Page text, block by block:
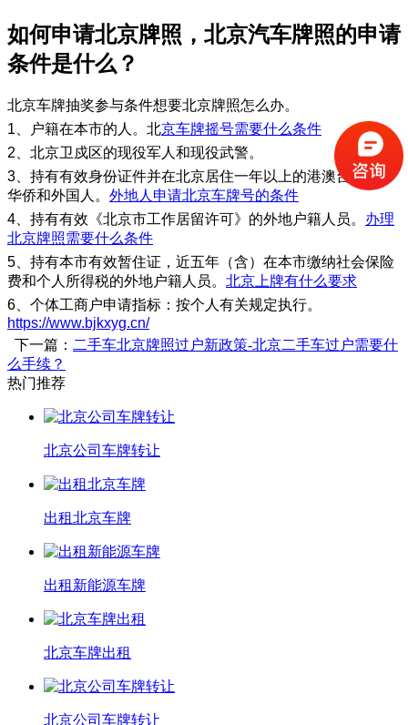
如何申请北京牌照，北京汽车牌照的申请
条件是什么？
北京车牌抽奖参与条件想要北京牌照怎么办。
1、户籍在本市的人。北京车牌摇号需要什么条件
2、北京卫戍区的现役军人和现役武警。
3、持有有效身份证件并在北京居住一年以上的港澳台居民、
华侨和外国人。 外地人申请北京车牌号的条件
4、持有有效《北京市工作居留许可》的外地户籍人员。 办理
北京牌照需要什么条件
5、持有本市有效暂住证，近五年（含）在本市缴纳社会保险
费和个人所得税的外地户籍人员。 北京上牌有什么要求
6、个体工商户申请指标：按个人有关规定执行。
https://www.bjkxyg.cn/
下一篇： 二手车北京牌照过户新政策-北京二手车过户需要什
么手续？
热门推荐
北京公司车牌转让
出租北京车牌
出租新能源车牌
北京车牌出租
北京公司车牌转让